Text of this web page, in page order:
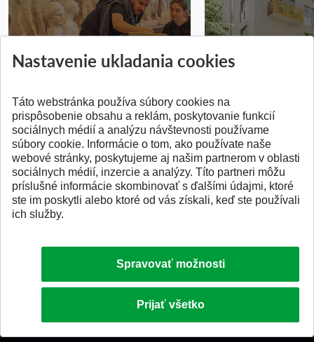
Pridané 14.07.2026 Pridané 03.07.2026
SPÄŤ NA VRCH
Nastavenie ukladania cookies
Táto webstránka používa súbory cookies na
prispôsobenie obsahu a reklám, poskytovanie funkcií
sociálnych médií a analýzu návštevnosti používame
súbory cookie. Informácie o tom, ako používate naše
webové stránky, poskytujeme aj našim partnerom v oblasti
sociálnych médií, inzercie a analýzy. Títo partneri môžu
príslušné informácie skombinovať s ďalšími údajmi, ktoré
ste im poskytli alebo ktoré od vás získali, keď ste používali
ich služby.
Spravovať možnosti
Prijať všetko